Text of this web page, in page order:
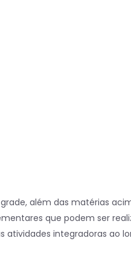
além das matérias
que podem ser
atividades integradoras ao